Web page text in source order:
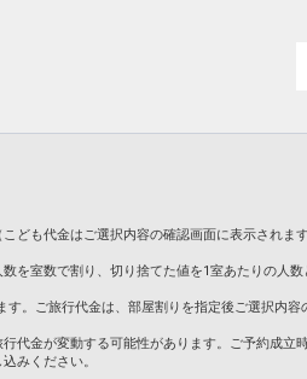
、宿泊人数に含まれません（正ベッド1台に
い寝は承っておりません。
2-200000006485
ども代金はご選択内容の確認画面に表示されま
を室数で割り、切り捨てた値を1室あたりの人
。ご旅行代金は、部屋割りを指定後ご選択内容
代金が変動する可能性があります。ご予約成立
みください。